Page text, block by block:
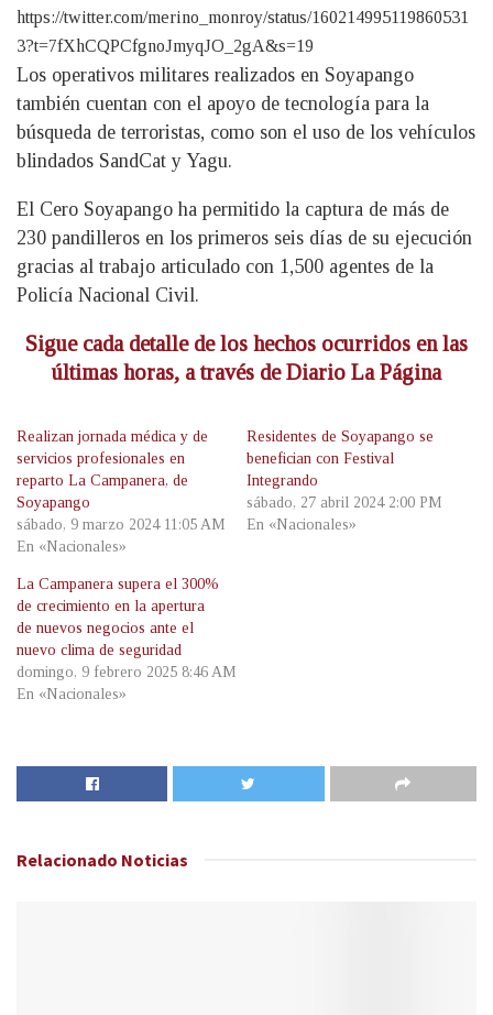
https://twitter.com/merino_monroy/status/160214995119860531
3?t=7fXhCQPCfgnoJmyqJO_2gA&s=19
Los operativos militares realizados en Soyapango
también cuentan con el apoyo de tecnología para la
búsqueda de terroristas, como son el uso de los vehículos
blindados SandCat y Yagu.
El Cero Soyapango ha permitido la captura de más de
230 pandilleros en los primeros seis días de su ejecución
gracias al trabajo articulado con 1,500 agentes de la
Policía Nacional Civil.
Sigue cada detalle de los hechos ocurridos en las
últimas horas, a través de Diario La Página
Realizan jornada médica y de
servicios profesionales en
reparto La Campanera, de
Soyapango
sábado, 9 marzo 2024 11:05 AM
En «Nacionales»
Residentes de Soyapango se
benefician con Festival
Integrando
sábado, 27 abril 2024 2:00 PM
En «Nacionales»
La Campanera supera el 300%
de crecimiento en la apertura
de nuevos negocios ante el
nuevo clima de seguridad
domingo, 9 febrero 2025 8:46 AM
En «Nacionales»
Relacionado Noticias